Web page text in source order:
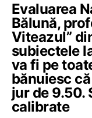
Evaluarea
Bălună,
Viteazul”
subiectele
va fi pe
bănuiesc
jur de 9.50.
calibrate